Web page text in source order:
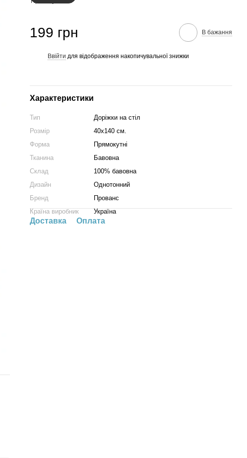
199 грн В бажання
Ввійти для відображення накопичувальної знижки
Характеристики
Тип
Доріжки на стіл
Розмір
40х140 см.
Форма
Прямокутні
Тканина
Бавовна
Склад
100% бавовна
Дизайн
Однотонний
Бренд
Прованс
Країна виробник
Україна
Доставка Оплата